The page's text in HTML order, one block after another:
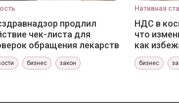
продлил
чек-листа для
обращения лекарств
бизнес закон
Нативная
НДС в
что
как
бизнес